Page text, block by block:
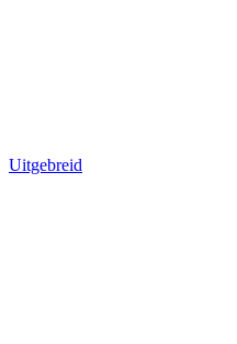
Uitgebreid